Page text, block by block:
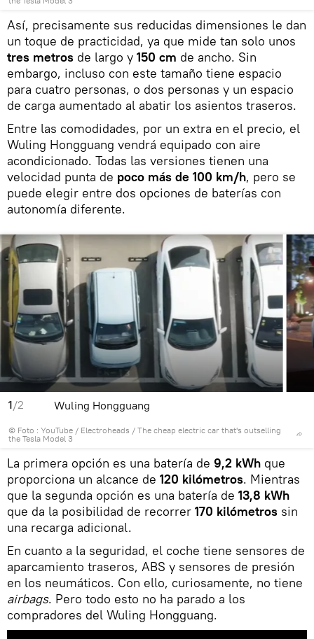
Así, precisamente sus reducidas dimensiones le dan
un toque de practicidad, ya que mide tan solo unos
tres metros de largo y 150 cm de ancho. Sin
embargo, incluso con este tamaño tiene espacio
para cuatro personas, o dos personas y un espacio
de carga aumentado al abatir los asientos traseros.
Entre las comodidades, por un extra en el precio, el
Wuling Hongguang vendrá equipado con aire
acondicionado. Todas las versiones tienen una
velocidad punta de poco más de 100 km/h, pero se
puede elegir entre dos opciones de baterías con
autonomía diferente.
1/2
© Foto : YouTube / Electroheads / The cheap electric car that's outselling
the Tesla Model 3
Wuling Hongguang
La primera opción es una batería de 9,2 kWh que
proporciona un alcance de 120 kilómetros. Mientras
que la segunda opción es una batería de 13,8 kWh
que da la posibilidad de recorrer 170 kilómetros sin
una recarga adicional.
En cuanto a la seguridad, el coche tiene sensores de
aparcamiento traseros, ABS y sensores de presión
en los neumáticos. Con ello, curiosamente, no tiene
airbags. Pero todo esto no ha parado a los
compradores del Wuling Hongguang.